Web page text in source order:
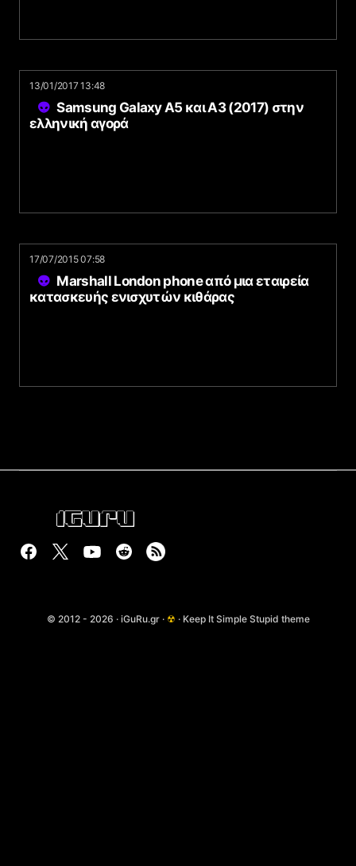
13/01/2017 13:48
Samsung Galaxy A5 και A3 (2017) στην
ελληνική αγορά
17/07/2015 07:58
Marshall London phone από μια εταιρεία
κατασκευής ενισχυτών κιθάρας
© 2012 - 2026 · iGuRu.gr · ☢ · Keep It Simple Stupid theme